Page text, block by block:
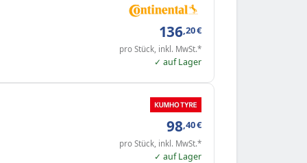
136,20€
pro Stück, inkl. MwSt.*
✓ auf Lager
98,40€
pro Stück, inkl. MwSt.*
✓ auf Lager